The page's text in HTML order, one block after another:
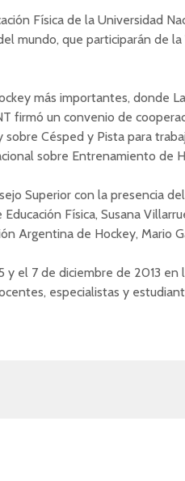
Física de la Universidad
mundo, que participarán de
más importantes, donde
firmó un convenio de
Césped y Pista para
sobre Entrenamiento de
Superior con la presencia
Física, Susana
Argentina de Hockey, Mario
y el 7 de diciembre de 2013 en
especialistas y